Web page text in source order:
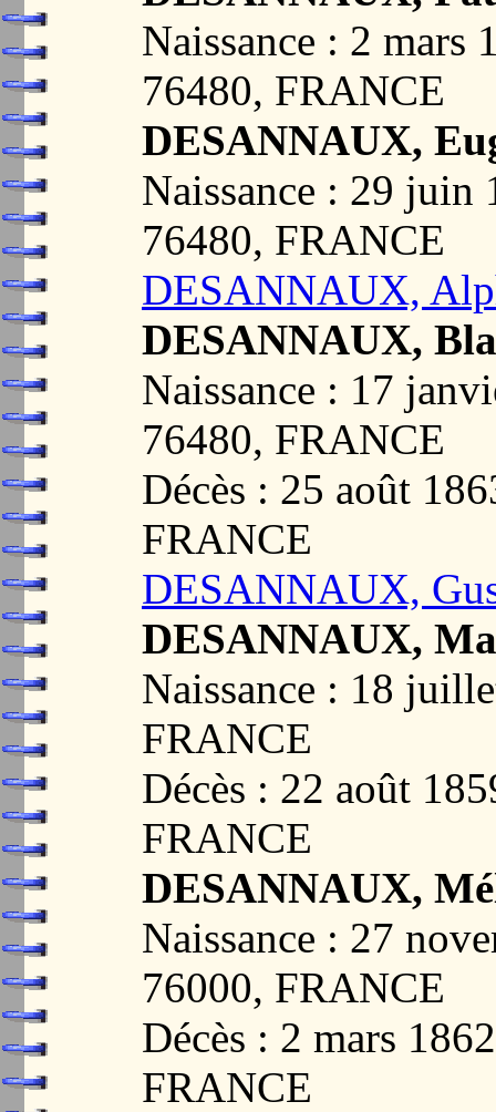
Naissance : 2
76480, FRANCE
DESANNAUX,
Naissance : 29
76480, FRANCE
DESANNAUX,
DESANNAUX,
Naissance : 17
76480, FRANCE
Décès : 25 août
FRANCE
DESANNAUX,
DESANNAUX,
Naissance : 18
FRANCE
Décès : 22 août
FRANCE
DESANNAUX,
Naissance : 27
76000, FRANCE
Décès : 2 mars
FRANCE